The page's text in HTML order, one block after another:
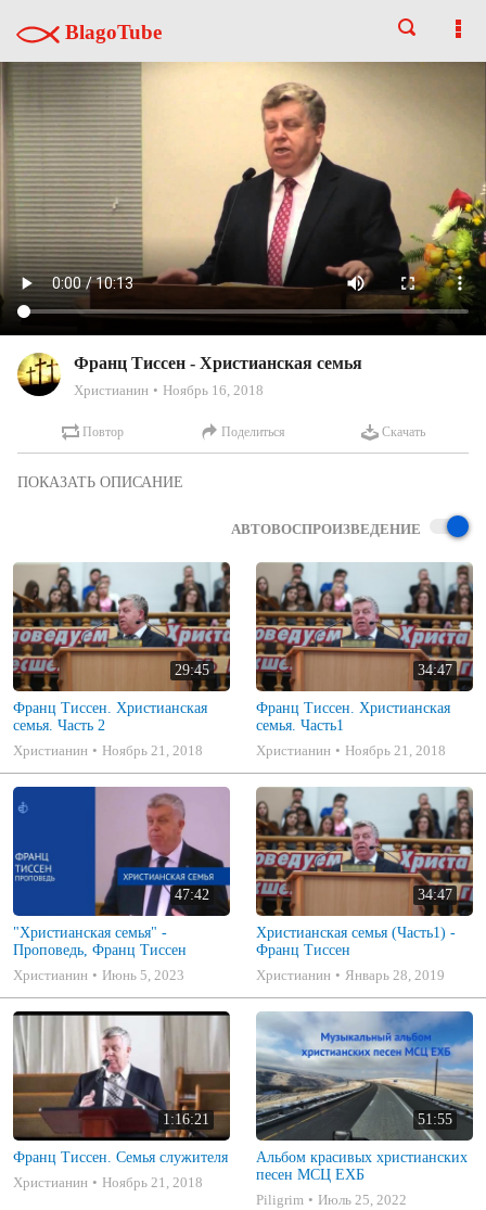
BlagoTube
Франц Тиссен - Христианская семья
Христианин Ноябрь 16, 2018
Повтор Поделиться Скачать
10-ЫЙ ДУХОВНО-НАЗИДАТЕЛЬНЫЙ СЬЕЗД
Америки
Slavic EBC Churches Association of Eastern Coast Of America
АВТОВОСПРОИЗВЕДЕНИЕ
29:45
Франц Тиссен. Христианская
семья. Часть 2
Христианин
Ноябрь 21, 2018
34:47
Франц Тиссен. Христианская
семья. Часть1
Христианин
Ноябрь 21, 2018
47:42
"Христианская семья" -
Проповедь, Франц Тиссен
Христианин
Июнь 5, 2023
34:47
Христианская семья (Часть1) -
Франц Тиссен
Христианин
Январь 28, 2019
1:16:21
Франц Тиссен. Семья служителя
Христианин
Ноябрь 21, 2018
51:55
Альбом красивых христианских
песен МСЦ ЕХБ
Piligrim
Июль 25, 2022